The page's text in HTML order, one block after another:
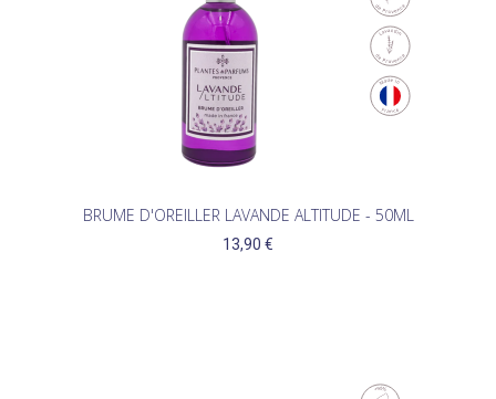
BRUME D'OREILLER LAVANDE ALTITUDE - 50ML
13,90 €